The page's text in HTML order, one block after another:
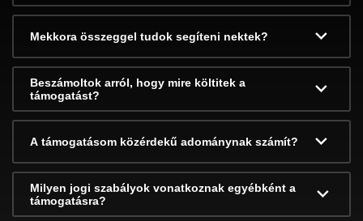
Mekkora összeggel tudok segíteni nektek?
Beszámoltok arról, hogy mire költitek a
támogatást?
A támogatásom közérdekű adománynak számít?
Milyen jogi szabályok vonatkoznak egyébként a
támogatásra?